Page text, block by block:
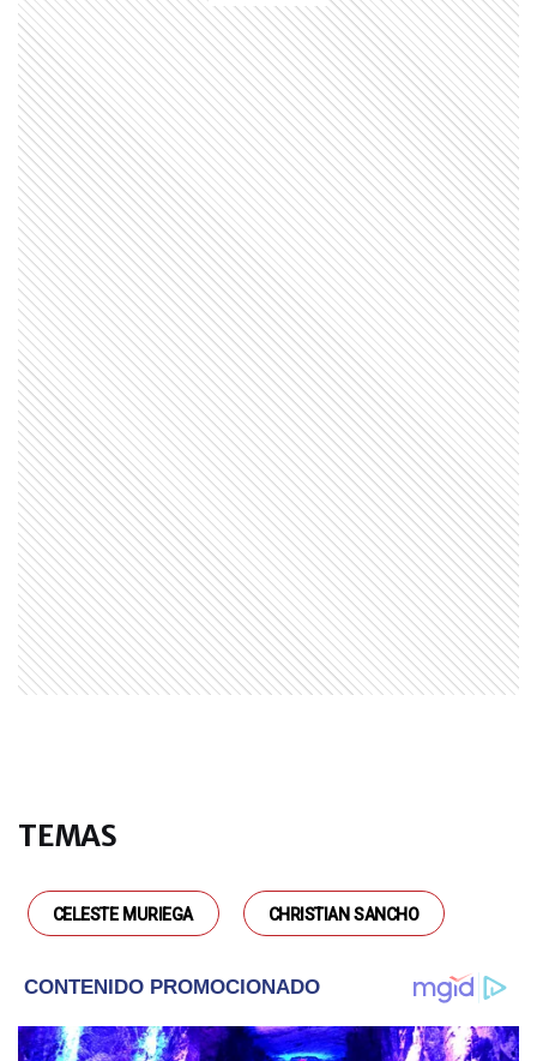
TEMAS
CELESTE MURIEGA CHRISTIAN SANCHO
ENTRETENIMIENTO
Mery del Cerro contó cuál es el
secreto de su relación con Meme
Bouquet tras 16 años juntos
ENTRETENIMIENTO
Así fue el íntimo cumpleaños de
Oriana Sabatini: en Roma, con Gia
en brazos y con emocionantes
saludos
ENTRETENIMIENTO
La foto que confirmaría la
reconciliación de Pablo Lescano y
Cecilia Calafell
LIFESTYLE
Lunares, blanco invernal y piel: las
tendencias que se impusieron en
los Martín Fierro de la Moda 2026
LIFESTYLE
Por qué Gabriela Arias Uriburu
eligió vestir de blanco en la boda
musulmana de su hijo Sharif: la
historia detrás de sus dos looks
ENTRETENIMIENTO
Benedicto López confirmó ¿la
exclusiva en el Faena
ENTRETENIMIENTO
Daniela Christiansson en
Argentina, con un íntimo festejo
junto a Maxi López